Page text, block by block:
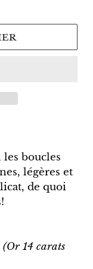
les boucles
légères et
de quoi
(Or 14 carats